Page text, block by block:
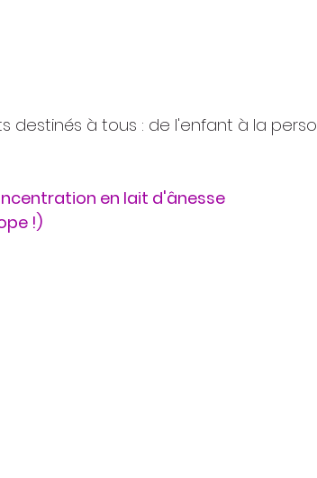
destinés à tous : de l'enfant à la
en lait d'ânesse
!)